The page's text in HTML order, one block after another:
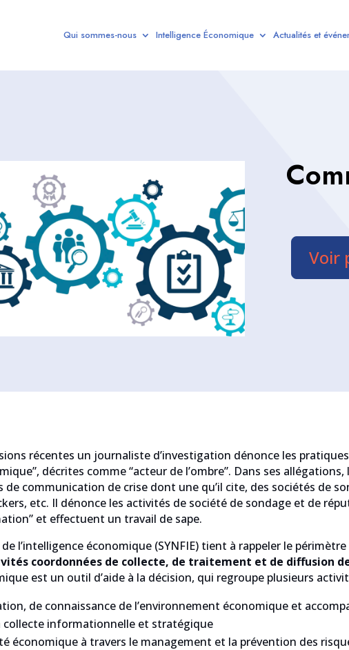
Qui sommes-nous Intelligence Économique Actualités et
Voir
récentes un journaliste d’investigation dénonce les
décrites comme “acteur de l’ombre”. Dans ses
de communication de crise dont une qu’il cite, des sociétés de
etc. Il dénonce les activités de société de sondage et de
et effectuent un travail de sape.
l’intelligence économique (SYNFIE) tient à rappeler le
coordonnées de collecte, de traitement et de diffusion
est un outil d’aide à la décision, qui regroupe plusieurs
de connaissance de l’environnement économique et
collecte informationnelle et stratégique
économique à travers le management et la prévention des